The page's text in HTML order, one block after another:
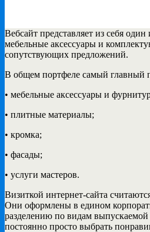
Вебсайт представляет из себя
мебельные аксессуары и
сопутствующих предложений.
В общем портфеле самый главный
• мебельные аксессуары и
• плитные материалы;
• кромка;
• фасады;
• услуги мастеров.
Визиткой интернет-сайта
Они оформлены в едином
разделению по видам
постоянно просто выбрать